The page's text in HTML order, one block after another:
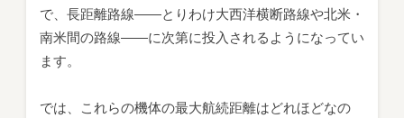
で、長距離路線――とりわけ大西洋横断路線や北米・
南米間の路線――に次第に投入されるようになってい
ます。
では、これらの機体の最大航続距離はどれほどなの